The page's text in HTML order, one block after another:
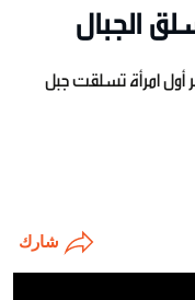
الجبال
أول امرأة تسلقت جبل
شارك